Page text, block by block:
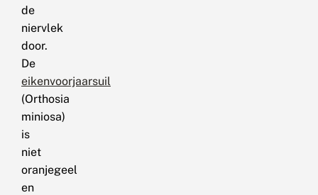
de
niervlek
door.
De
eikenvoorjaarsuil
(Orthosia
miniosa)
is
niet
oranjegeel
en